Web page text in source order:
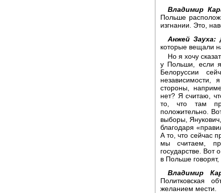
Владимир
Польше
изгнании. Это,
Анжей Зауха:
которые вещали
Но я хочу
у Польши, если
Белоруссии
стороны,
нет? Я считаю,
то, что там
положительно.
выборы,
благодаря
А то, что сейчас
мы считаем,
государстве. Вот
в Польше
Владимир
Политковская
желанием мести.